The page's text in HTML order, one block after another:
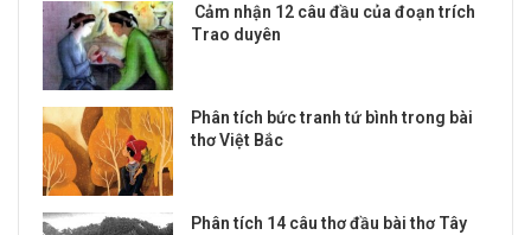
Cảm nhận 12 câu đầu của đoạn trích
Trao duyên
Phân tích bức tranh tứ bình trong bài
thơ Việt Bắc
Phân tích 14 câu thơ đầu bài thơ Tây